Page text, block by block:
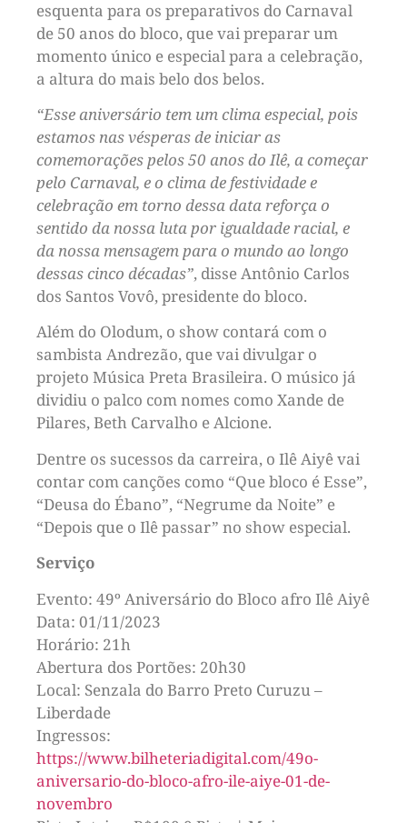
esquenta para os preparativos do Carnaval
de 50 anos do bloco, que vai preparar um
momento único e especial para a celebração,
a altura do mais belo dos belos.
“Esse aniversário tem um clima especial, pois
estamos nas vésperas de iniciar as
comemorações pelos 50 anos do Ilê, a começar
pelo Carnaval, e o clima de festividade e
celebração em torno dessa data reforça o
sentido da nossa luta por igualdade racial, e
da nossa mensagem para o mundo ao longo
dessas cinco décadas”, disse Antônio Carlos
dos Santos Vovô, presidente do bloco.
Além do Olodum, o show contará com o
sambista Andrezão, que vai divulgar o
projeto Música Preta Brasileira. O músico já
dividiu o palco com nomes como Xande de
Pilares, Beth Carvalho e Alcione.
Dentre os sucessos da carreira, o Ilê Aiyê vai
contar com canções como “Que bloco é Esse”,
“Deusa do Ébano”, “Negrume da Noite” e
“Depois que o Ilê passar” no show especial.
Serviço
Evento: 49º Aniversário do Bloco afro Ilê Aiyê
Data: 01/11/2023
Horário: 21h
Abertura dos Portões: 20h30
Local: Senzala do Barro Preto Curuzu –
Liberdade
Ingressos:
https://www.bilheteriadigital.com/49o-
aniversario-do-bloco-afro-ile-aiye-01-de-
novembro